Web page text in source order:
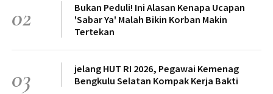
02
Bukan Peduli! Ini Alasan Kenapa Ucapan
'Sabar Ya' Malah Bikin Korban Makin
Tertekan
03
jelang HUT RI 2026, Pegawai Kemenag
Bengkulu Selatan Kompak Kerja Bakti